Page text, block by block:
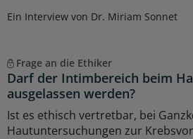
Ein Interview von Dr. Miriam Sonnet
Frage an die Ethiker
Darf der Intimbereich beim
ausgelassen werden?
Ist es ethisch vertretbar, bei
Hautuntersuchungen zur